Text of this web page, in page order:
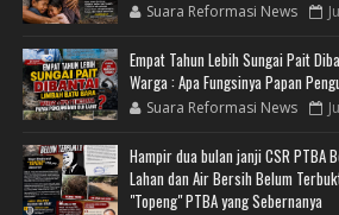
Suara Reformasi News
Empat Tahun Lebih Sungai Pait
Warga : Apa Fungsinya Papan
Suara Reformasi News
Hampir dua bulan janji CSR PTBA
Lahan dan Air Bersih Belum
"Topeng" PTBA yang Sebernanya